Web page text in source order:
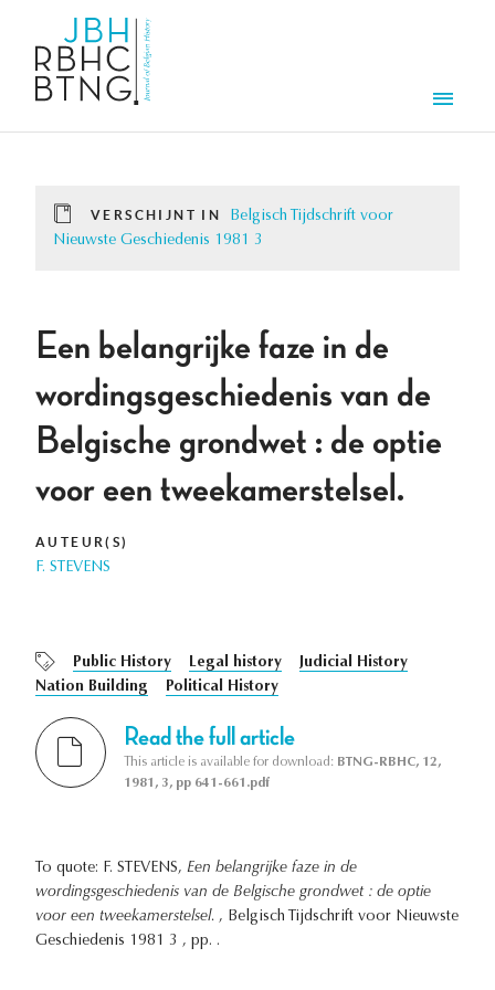
VERSCHIJNT IN
Belgisch Tijdschrift voor
Nieuwste Geschiedenis 1981 3
Een belangrijke faze in de
wordingsgeschiedenis van de
Belgische grondwet : de optie
voor een tweekamerstelsel.
AUTEUR(S)
F. STEVENS
Public History Legal history
Judicial History
Nation Building
Political History
Read the full article
This article is available for download: BTNG-RBHC, 12,
1981, 3, pp 641-661.pdf
To quote: F. STEVENS, Een belangrijke faze in de
wordingsgeschiedenis van de Belgische grondwet : de optie
voor een tweekamerstelsel. , Belgisch Tijdschrift voor Nieuwste
Geschiedenis 1981 3 , pp. .